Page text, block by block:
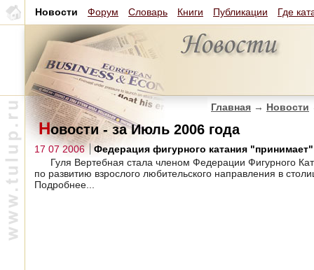
Новости Форум Словарь Книги Публикации Где
Главная → Новости
Новости - за Июль 2006 года
17 07 2006
Федерация фигурного катания
Гуля Вертебная стала членом Федерации Фигурного
по развитию взрослого любительского направления в
Подробнее...